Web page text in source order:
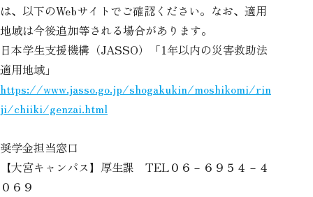
は、以下のWebサイトでご確認ください。なお、適用
地域は今後追加等される場合があります。
日本学生支援機構（JASSO）「1年以内の災害救助法
適用地域」
https://www.jasso.go.jp/shogakukin/moshikomi/rin
ji/chiiki/genzai.html
奨学金担当窓口
【大宮キャンパス】厚生課 TEL０６－６９５４－４
０６９